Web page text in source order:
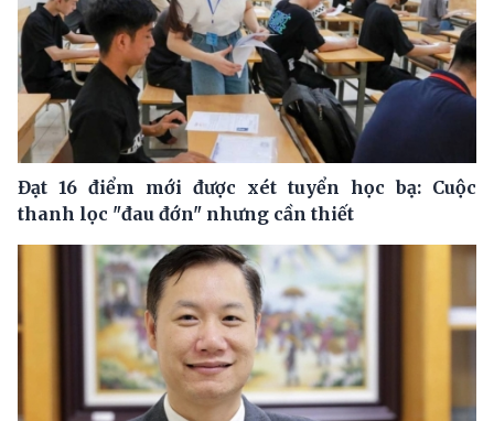
Đạt 16 điểm mới được xét tuyển học bạ: Cuộc
thanh lọc "đau đớn" nhưng cần thiết